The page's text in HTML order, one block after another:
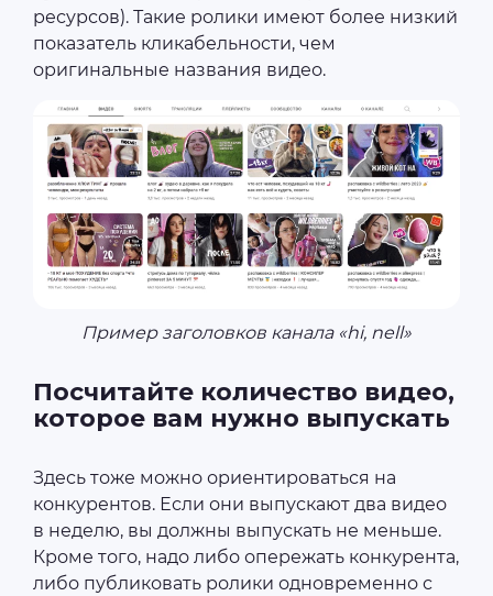
ресурсов). Такие ролики имеют более низкий
показатель кликабельности, чем
оригинальные названия видео.
Пример заголовков канала «hi, nell»
Посчитайте количество видео,
которое вам нужно выпускать
Здесь тоже можно ориентироваться на
конкурентов. Если они выпускают два видео
в неделю, вы должны выпускать не меньше.
Кроме того, надо либо опережать конкурента,
либо публиковать ролики одновременно с